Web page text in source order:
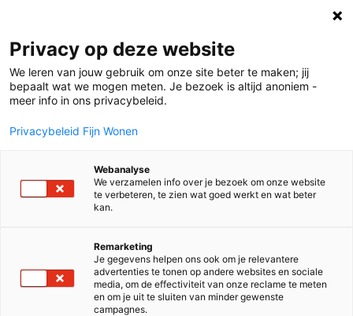
Privacy op deze website
We leren van jouw gebruik om onze site beter te maken; jij
bepaalt wat we mogen meten. Je bezoek is altijd anoniem -
meer info in ons privacybeleid.
Privacybeleid Fijn Wonen
Webanalyse
We verzamelen info over je bezoek om onze website
te verbeteren, te zien wat goed werkt en wat beter
kan.
Remarketing
Je gegevens helpen ons ook om je relevantere
advertenties te tonen op andere websites en sociale
media, om de effectiviteit van onze reclame te meten
en om je uit te sluiten van minder gewenste
campagnes.